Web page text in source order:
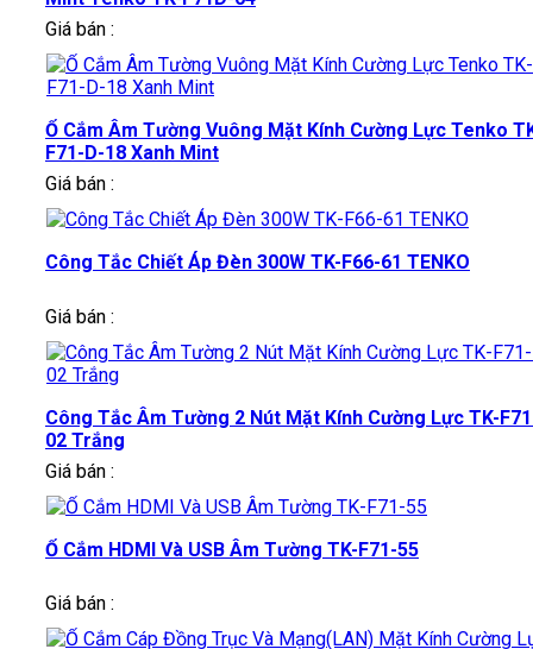
Giá bán :
Ổ Cắm Âm Tường Vuông Mặt Kính Cường Lực Tenko
F71-D-18 Xanh Mint
Giá bán :
Công Tắc Chiết Áp Đèn 300W TK-F66-61 TENKO
Giá bán :
Công Tắc Âm Tường 2 Nút Mặt Kính Cường Lực TK-
02 Trắng
Giá bán :
Ổ Cắm HDMI Và USB Âm Tường TK-F71-55
Giá bán :